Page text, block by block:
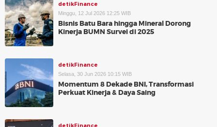
detikFinance
Minggu, 12 Jul 2026 12:25 WIB
Bisnis Batu Bara hingga Mineral Dorong
Kinerja BUMN Survei di 2025
detikFinance
Selasa, 30 Jun 2026 10:15 WIB
Momentum 8 Dekade BNI, Transformasi
Perkuat Kinerja & Daya Saing
detikFinance